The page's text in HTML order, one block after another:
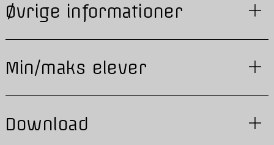
Øvrige informationer
Min/maks elever
Download